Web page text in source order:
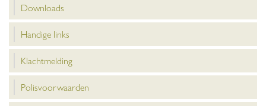
Downloads
Handige links
Klachtmelding
Polisvoorwaarden